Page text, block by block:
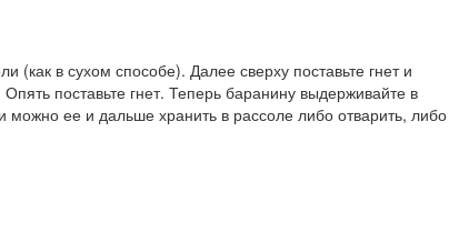
в сухом способе). Далее сверху поставьте гнет и
поставьте гнет. Теперь баранину выдерживайте в
ее и дальше хранить в рассоле либо отварить, либо